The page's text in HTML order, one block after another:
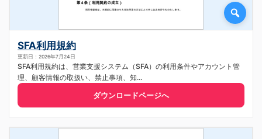
SFA利用規約
更新日：2026年7月24日
SFA利用規約は、営業支援システム（SFA）の利用条件やアカウント管
理、顧客情報の取扱い、禁止事項、知...
ダウンロードページへ